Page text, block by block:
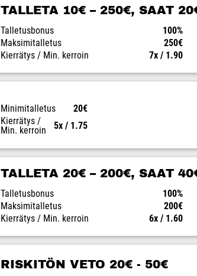
TALLETA 10€ – 250€, SAAT
Talletusbonus
100%
Maksimitalletus
250€
Kierrätys / Min. kerroin
7x / 1.90
Minimitalletus
20€
Kierrätys /
Min. kerroin
5x / 1.75
TALLETA 20€ – 200€, SAAT
Talletusbonus
100%
Maksimitalletus
200€
Kierrätys / Min. kerroin
6x / 1.60
RISKITÖN VETO 20€ - 50€